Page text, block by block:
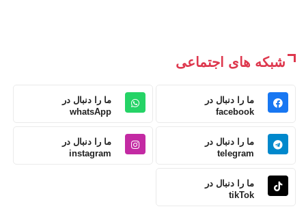
شبکه های اجتماعی
ما را دنبال در
facebook
ما را دنبال در
whatsApp
ما را دنبال در
telegram
ما را دنبال در
instagram
ما را دنبال در
tikTok